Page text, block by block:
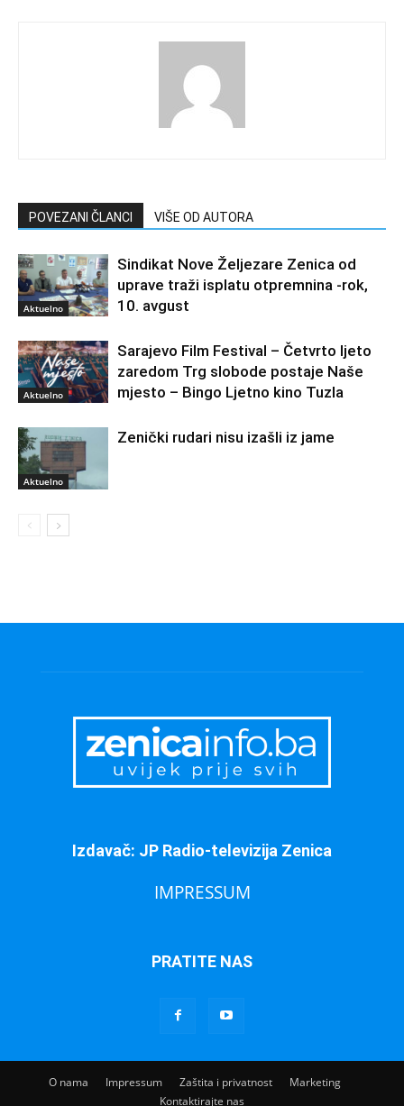
POVEZANI ČLANCI VIŠE OD AUTORA
Aktuelno
Sindikat Nove Željezare Zenica od
uprave traži isplatu otpremnina -rok,
10. avgust
Aktuelno
Sarajevo Film Festival – Četvrto ljeto
zaredom Trg slobode postaje Naše
mjesto – Bingo Ljetno kino Tuzla
Aktuelno
Zenički rudari nisu izašli iz jame
Izdavač: JP Radio-televizija Zenica
IMPRESSUM
PRATITE NAS
O nama Impressum Zaštita i privatnost
Marketing
Kontaktirajte nas